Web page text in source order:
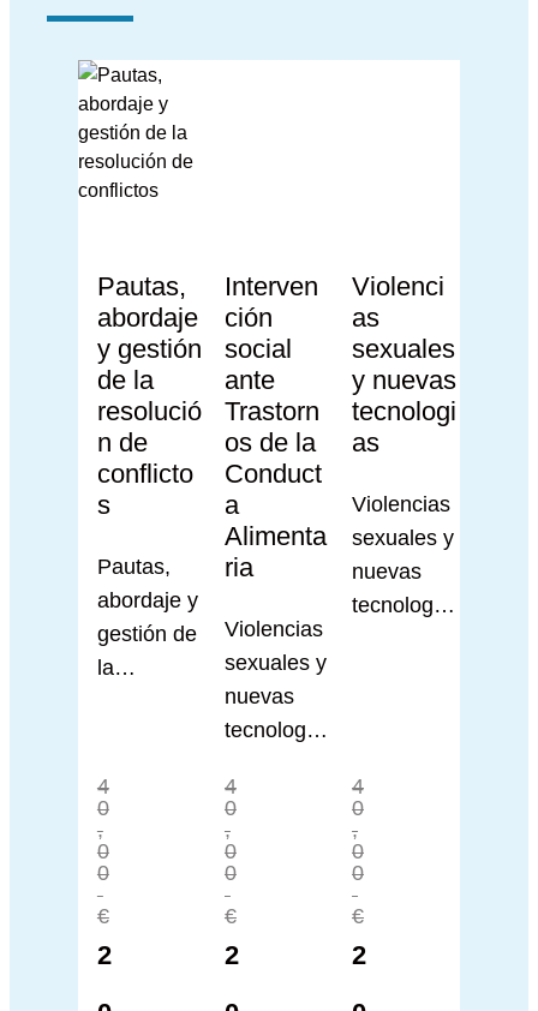
Pautas,
abordaje
y gestión
de la
resolució
n de
conflicto
s
Pautas,
abordaje y
gestión de
la
4
0
,
0
0
€
2
Interven
ción
social
ante
Trastorn
os de la
Conduct
a
Alimenta
ria
Violencias
sexuales y
nuevas
tecnología
4
0
,
0
0
€
2
Violenci
as
sexuales
y nuevas
tecnologi
as
Violencias
sexuales y
nuevas
tecnología
4
0
,
0
0
€
2